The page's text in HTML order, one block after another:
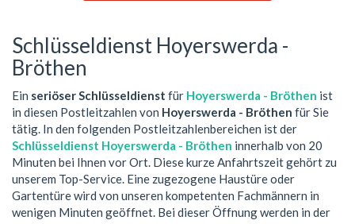
Schlüsseldienst Hoyerswerda -
Bröthen
Ein seriöser Schlüsseldienst für Hoyerswerda - Bröthen ist
in diesen Postleitzahlen von Hoyerswerda - Bröthen für Sie
tätig. In den folgenden Postleitzahlenbereichen ist der
Schlüsseldienst Hoyerswerda - Bröthen innerhalb von 20
Minuten bei Ihnen vor Ort. Diese kurze Anfahrtszeit gehört zu
unserem Top-Service. Eine zugezogene Haustüre oder
Gartentüre wird von unseren kompetenten Fachmännern in
wenigen Minuten geöffnet. Bei dieser Öffnung werden in der